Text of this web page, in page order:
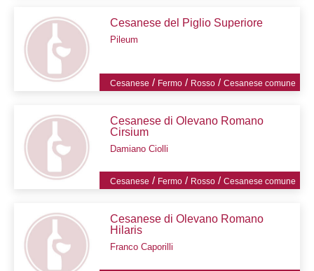
Cesanese del Piglio Superiore
Pileum
Cesanese / Fermo / Rosso /Cesanese comune
Cesanese di Olevano Romano
Cirsium
Damiano Ciolli
Cesanese / Fermo / Rosso /Cesanese comune
Cesanese di Olevano Romano
Hilaris
Franco Caporilli